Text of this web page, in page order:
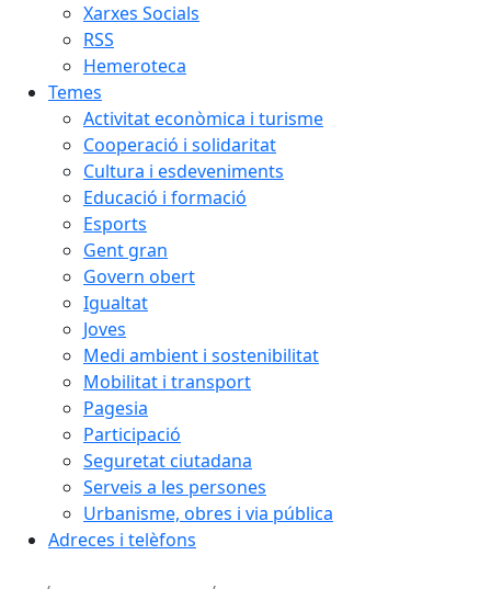
Xarxes Socials
RSS
Hemeroteca
Temes
Activitat econòmica i turisme
Cooperació i solidaritat
Cultura i esdeveniments
Educació i formació
Esports
Gent gran
Govern obert
Igualtat
Joves
Medi ambient i sostenibilitat
Mobilitat i transport
Pagesia
Participació
Seguretat ciutadana
Serveis a les persones
Urbanisme, obres i via pública
Adreces i telèfons